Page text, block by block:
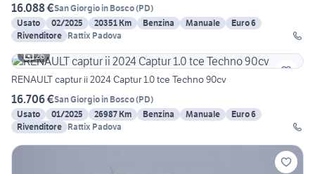
16.088 €San Giorgio in Bosco(PD)
Usato
02/2025 20351 Km Benzina Manuale
Euro 6
Rivenditore Rattix Padova
26
RENAULT captur ii 2024 Captur 1.0 tce Techno 90cv
16.706 €San Giorgio in Bosco(PD)
Usato
01/2025 26987 Km Benzina Manuale
Euro 6
Rivenditore Rattix Padova